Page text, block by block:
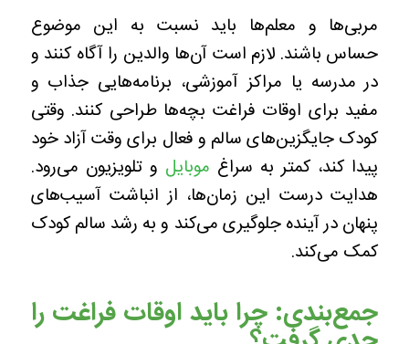
مربی‌ها و معلم‌ها باید نسبت به این موضوع
حساس باشند. لازم است آن‌ها والدین را آگاه کنند و
در مدرسه یا مراکز آموزشی، برنامه‌هایی جذاب و
مفید برای اوقات فراغت بچه‌ها طراحی کنند. وقتی
کودک جایگزین‌های سالم و فعال برای وقت آزاد خود
پیدا کند، کمتر به سراغ موبایل و تلویزیون می‌رود.
هدایت درست این زمان‌ها، از انباشت آسیب‌های
پنهان در آینده جلوگیری می‌کند و به رشد سالم کودک
کمک می‌کند.
جمع‌بندی: چرا باید اوقات فراغت را